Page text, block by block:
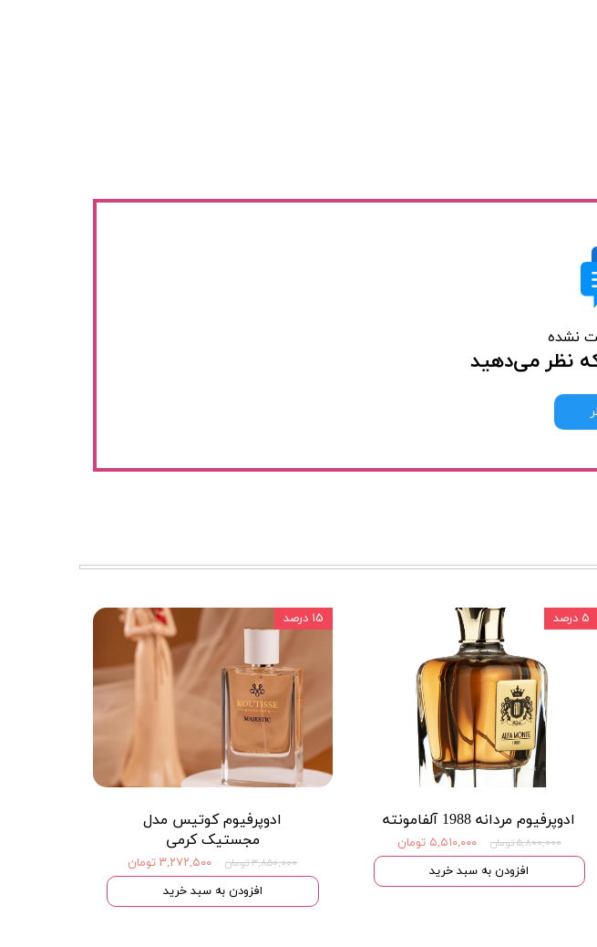
نشده
نظر می‌دهید
ادوپرفیوم مردانه 1988 آلفامونته
۵,۸۰۰,۰۰۰ تومان
۵,۵۱۰,۰۰۰ تومان
افزودن به سبد خرید
۵ درصد
ادوپرفیوم کوتیس مدل
مجستیک کرمی
۳,۸۵۰,۰۰۰ تومان
۳,۲۷۲,۵۰۰ تومان
افزودن به سبد خرید
۱۵ درصد